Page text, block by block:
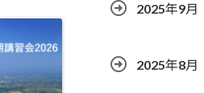
2025年9月
2025年8月